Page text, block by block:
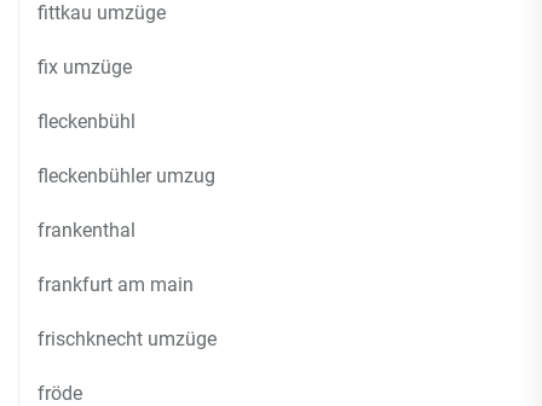
fittkau umzüge
fix umzüge
fleckenbühl
fleckenbühler umzug
frankenthal
frankfurt am main
frischknecht umzüge
fröde